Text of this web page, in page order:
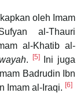
oleh Imam
al-Thauri
al-Khatib al-
. [5]Ini juga
Badrudin Ibn
Imam al-Iraqi. [6]